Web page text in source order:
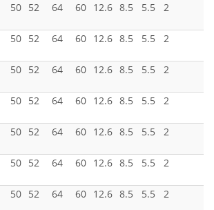
50 52 64 60 12.6 8.5 5.5 2
50 52 64 60 12.6 8.5 5.5 2
50 52 64 60 12.6 8.5 5.5 2
50 52 64 60 12.6 8.5 5.5 2
50 52 64 60 12.6 8.5 5.5 2
50 52 64 60 12.6 8.5 5.5 2
50 52 64 60 12.6 8.5 5.5 2